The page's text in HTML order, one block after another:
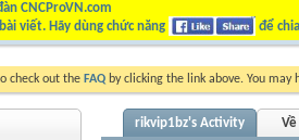
CNCProVN.com
viết. Hãy dùng chức năng để
check out the FAQ by clicking the link above. You may
rikvip1bz's Activity